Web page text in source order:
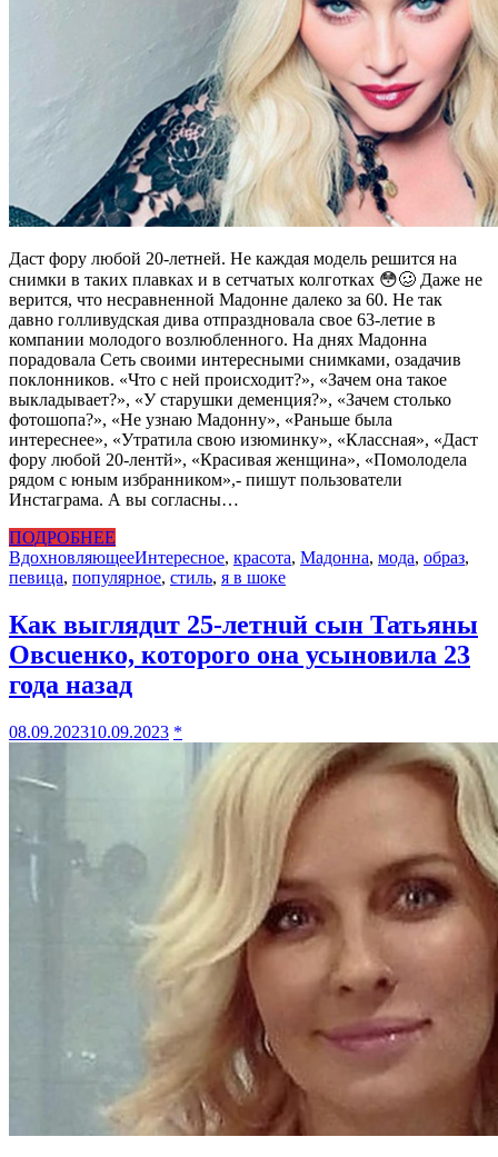
Даст фору любой 20-летней. Не каждая модель решится на
снимки в таких плавках и в сетчатых колготках 😳🥴 Даже не
верится, что несравненной Мадонне далеко за 60. Не так
давно голливудская дива отпраздновала свое 63-летие в
компании молодого возлюбленного. На днях Мадонна
порадовала Сеть своими интересными снимками, озадачив
поклонников. «Что с ней происходит?», «Зачем она такое
выкладывает?», «У старушки деменция?», «Зачем столько
фотошопа?», «Не узнаю Мадонну», «Раньше была
интереснее», «Утратила свою изюминку», «Классная», «Даст
фору любой 20-лентй», «Красивая женщина», «Помолодела
рядом с юным избранником»,- пишут пользователи
Инстаграма. А вы согласны…
ПОДРОБНЕЕ
ВдохновляющееИнтересное, красота, Мадонна, мода, образ,
певица, популярное, стиль, я в шоке
Как выглядuт 25-летнuй сын Татьяны
Овсuенко, котороrо она усыновила 23
года назад
08.09.202310.09.2023 *